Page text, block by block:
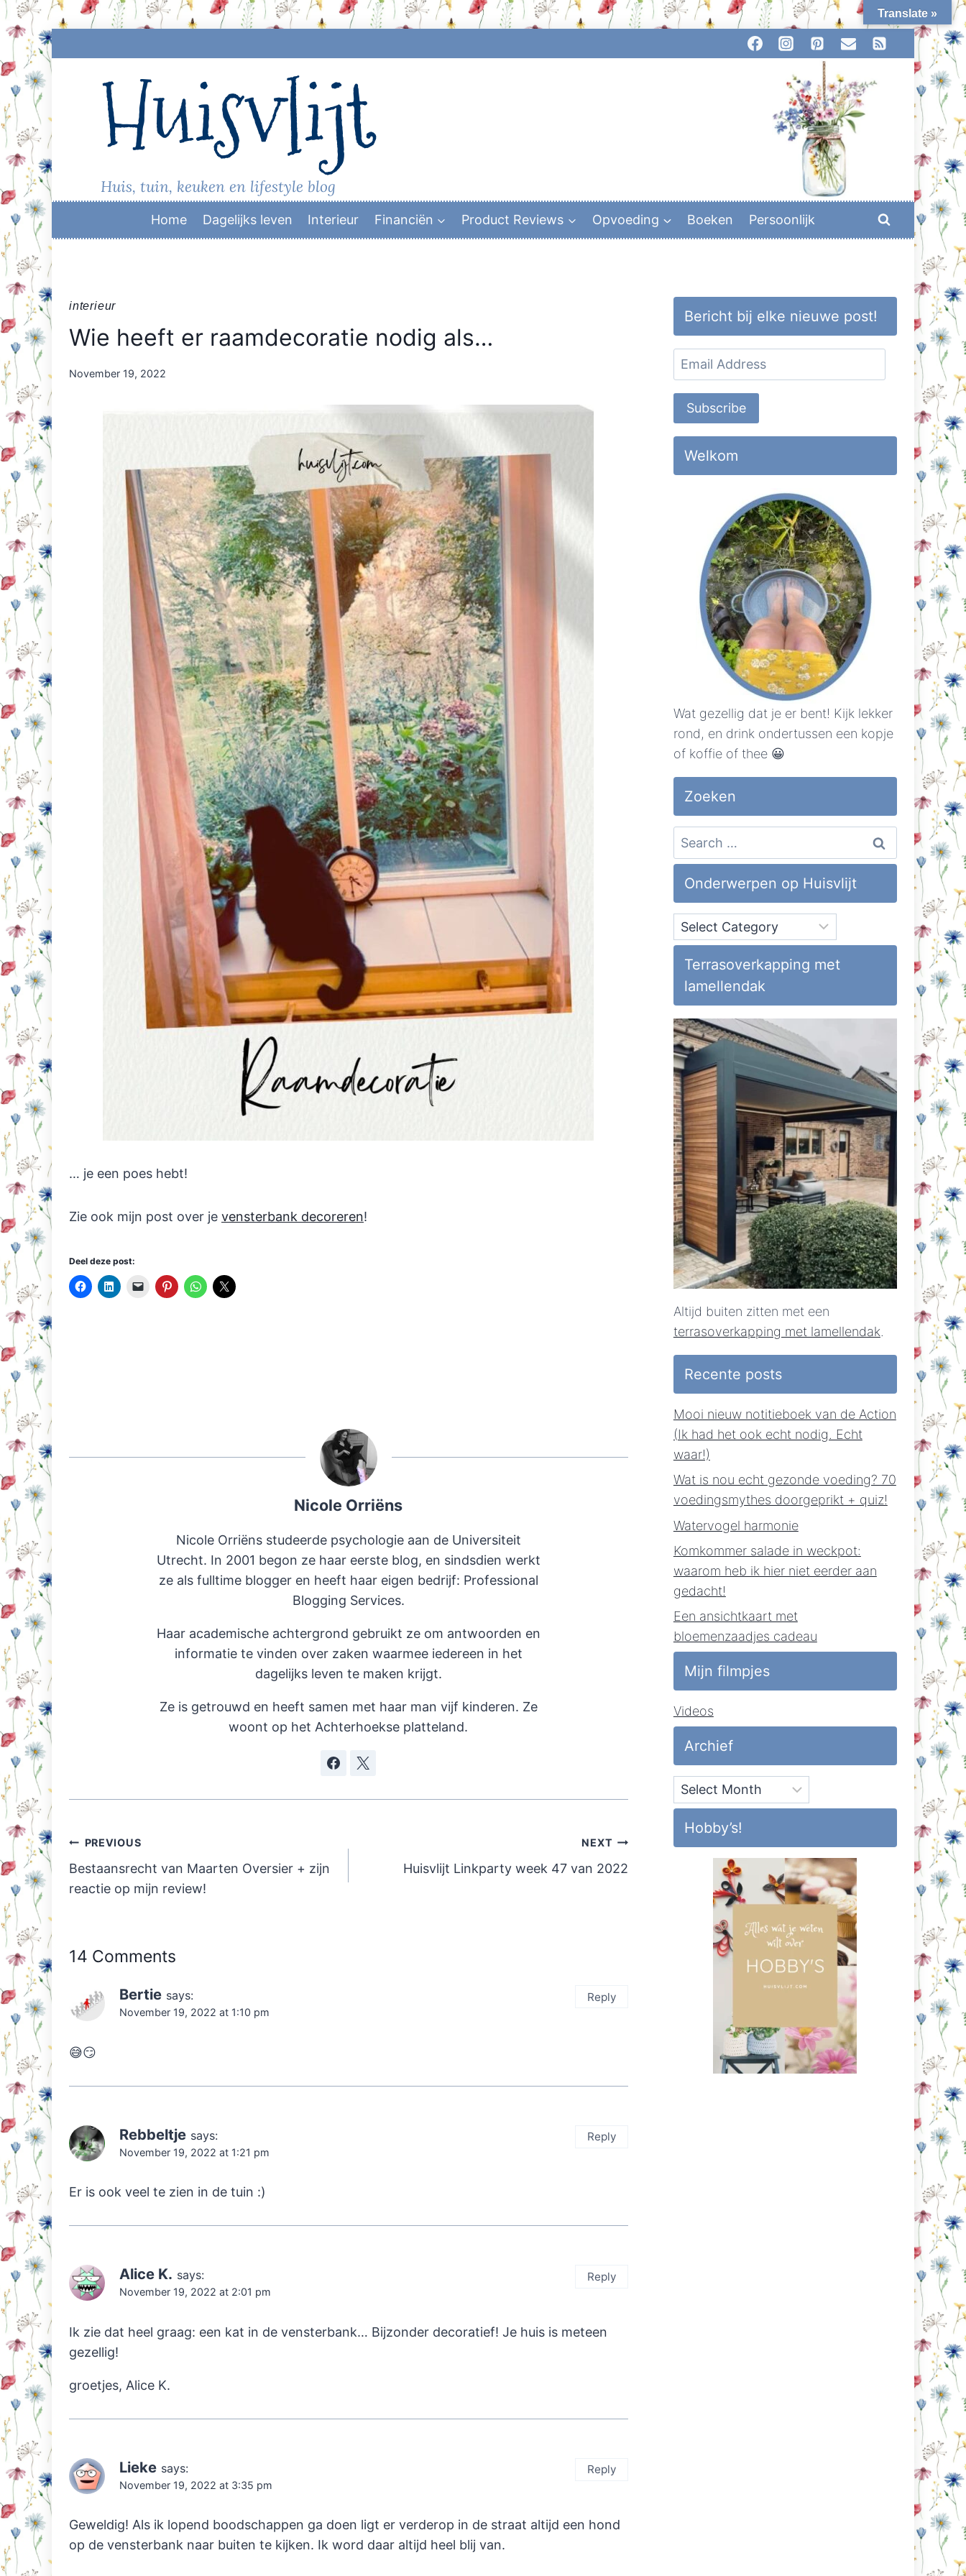
Skip
to
Huisvlijt
Huis, tuin, keuken en lifestyle blog
Home Dagelijks leven Interieur Financiën Product Reviews Opvoeding Boeken Persoonlijk
interieur
Wie heeft er raamdecoratie nodig als…
By
November 19, 2022
… je een poes hebt!
Zie ook mijn post over je vensterbank decoreren!
Deel deze post:
Nicole Orriëns
Nicole Orriëns studeerde psychologie aan de Universiteit
Utrecht. In 2001 begon ze haar eerste blog, en sindsdien werkt
ze als fulltime blogger en heeft haar eigen bedrijf: Professional
Blogging Services.
Haar academische achtergrond gebruikt ze om antwoorden en
informatie te vinden over zaken waarmee iedereen in het
dagelijks leven te maken krijgt.
Ze is getrouwd en heeft samen met haar man vijf kinderen. Ze
woont op het Achterhoekse platteland.
Post
navigation
PREVIOUS
Bestaansrecht van Maarten Oversier + zijn
reactie op mijn review!
NEXT
Huisvlijt Linkparty week 47 van 2022
14 Comments
Bertie says:
November 19, 2022 at 1:10 pm
😅😏
Reply
Rebbeltje says:
November 19, 2022 at 1:21 pm
Er is ook veel te zien in de tuin :)
Reply
Alice K. says:
November 19, 2022 at 2:01 pm
Ik zie dat heel graag: een kat in de vensterbank… Bijzonder decoratief! Je huis is meteen
gezellig!
groetjes, Alice K.
Reply
Lieke says:
November 19, 2022 at 3:35 pm
Geweldig! Als ik lopend boodschappen ga doen ligt er verderop in de straat altijd een hond
op de vensterbank naar buiten te kijken. Ik word daar altijd heel blij van.
Reply
Bericht bij elke nieuwe post!
Email
Address
Subscribe
Welkom
Wat gezellig dat je er bent! Kijk lekker
rond, en drink ondertussen een kopje
of koffie of thee 😀
Zoeken
Search
for:
Onderwerpen op Huisvlijt
Onderwerpen
op
Huisvlijt
Terrasoverkapping met
lamellendak
Altijd buiten zitten met een
terrasoverkapping met lamellendak.
Recente posts
Mooi nieuw notitieboek van de Action
(Ik had het ook echt nodig. Echt
waar!)
Wat is nou echt gezonde voeding? 70
voedingsmythes doorgeprikt + quiz!
Watervogel harmonie
Komkommer salade in weckpot:
waarom heb ik hier niet eerder aan
gedacht!
Een ansichtkaart met
bloemenzaadjes cadeau
Mijn filmpjes
Videos
Archief
Archief
Hobby’s!
Translate »